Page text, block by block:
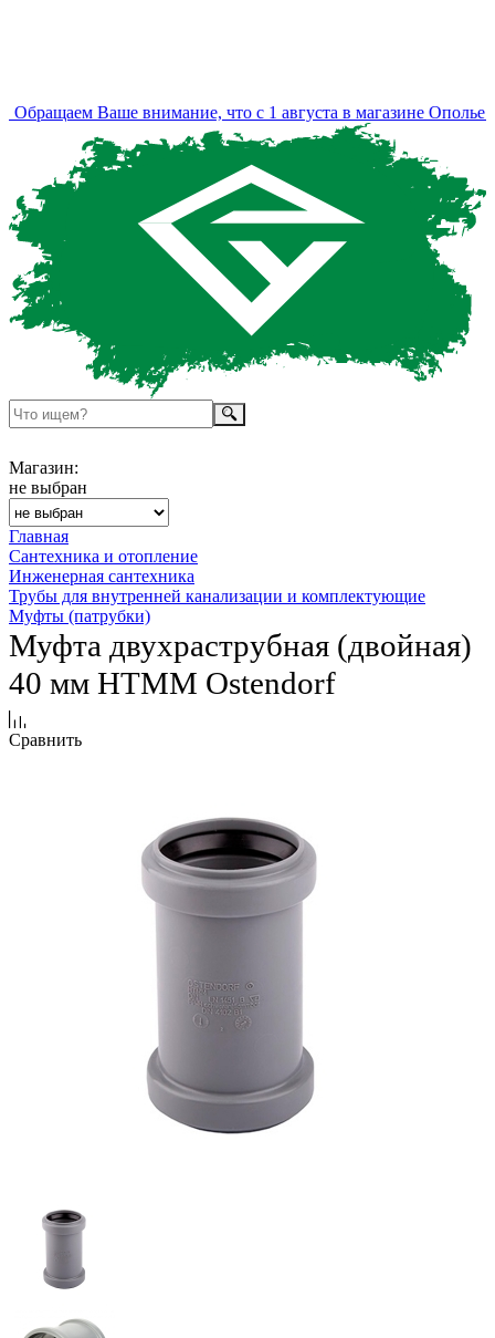
Ваше внимание, что с 1 августа в магазине Ополье
Магазин:
не выбран
Главная
Сантехника и отопление
Инженерная сантехника
Трубы для внутренней канализации и комплектующие
Муфты (патрубки)
Муфта двухраструбная (двойная)
40 мм HTMM Ostendorf
Сравнить